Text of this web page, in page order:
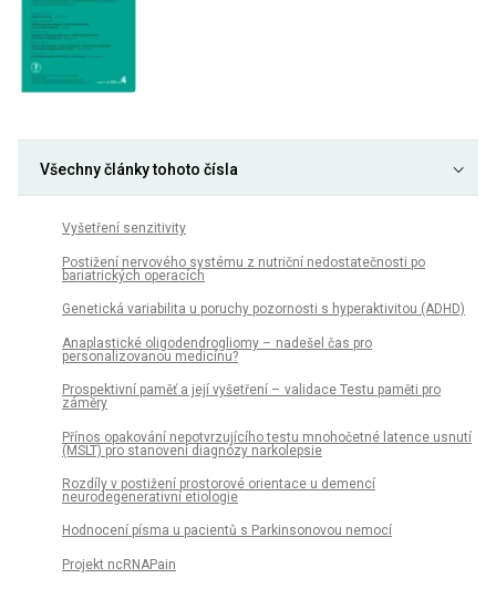
Všechny články tohoto čísla
Vyšetření senzitivity
Postižení nervového systému z nutriční nedostatečnosti po
bariatrických operacích
Genetická variabilita u poruchy pozornosti s hyperaktivitou (ADHD)
Anaplastické oligodendrogliomy – nadešel čas pro
personalizovanou medicínu?
Prospektivní paměť a její vyšetření – validace Testu paměti pro
záměry
Přínos opakování nepotvrzujícího testu mnohočetné latence usnutí
(MSLT) pro stanovení dia­gnózy narkolepsie
Rozdíly v postižení prostorové orientace u demencí
neurodegenerativní etiologie
Hodnocení písma u pacientů s Parkinsonovou nemocí
Projekt ncRNAPain